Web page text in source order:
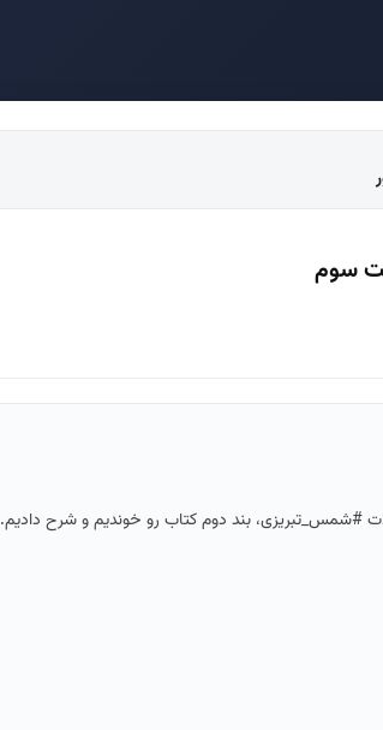
سوم
#شمس_تبریزی، بند دوم کتاب رو خوندیم و شرح دادیم.